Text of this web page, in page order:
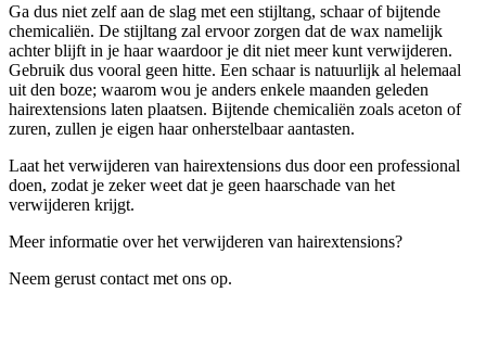
Ga dus niet zelf aan de slag met een stijltang, schaar of bijtende
chemicaliën. De stijltang zal ervoor zorgen dat de wax namelijk
achter blijft in je haar waardoor je dit niet meer kunt verwijderen.
Gebruik dus vooral geen hitte. Een schaar is natuurlijk al helemaal
uit den boze; waarom wou je anders enkele maanden geleden
hairextensions laten plaatsen. Bijtende chemicaliën zoals aceton of
zuren, zullen je eigen haar onherstelbaar aantasten.
Laat het verwijderen van hairextensions dus door een professional
doen, zodat je zeker weet dat je geen haarschade van het
verwijderen krijgt.
Meer informatie over het verwijderen van hairextensions?
Neem gerust contact met ons op.